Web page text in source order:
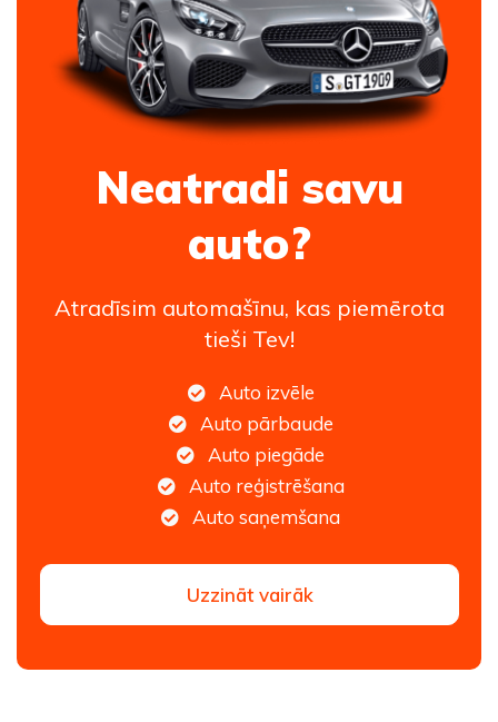
Neatradi savu
auto?
Atradīsim automašīnu, kas piemērota
tieši Tev!
Auto izvēle
Auto pārbaude
Auto piegāde
Auto reģistrēšana
Auto saņemšana
Uzzināt vairāk